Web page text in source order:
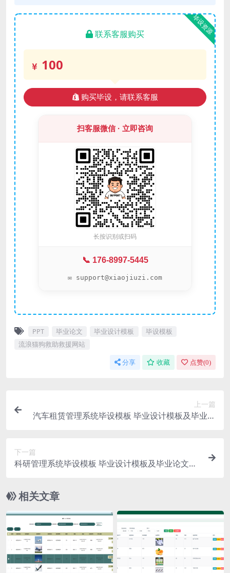
毕设资源
联系客服购买
100
购买毕设，请联系客服
扫客服微信 · 立即咨询
长按识别或扫码
📞 176-8997-5445
✉️ support@xiaojiuzi.com
PPT 毕业论文 毕业设计模板
毕设模板
流浪猫狗救助救援网站
分享 收藏 点赞(0)
上一篇
汽车租赁管理系统毕设模板 毕业设计模板及毕业论
下一篇
科研管理系统毕设模板 毕业设计模板及毕业论文与
相关文章